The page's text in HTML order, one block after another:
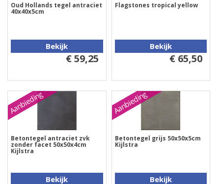
Oud Hollands tegel antraciet
40x40x5cm
Bekijk
€ 59,25
Flagstones tropical yellow
Bekijk
€ 65,50
Aanbieding
Betontegel antraciet zvk
zonder facet 50x50x4cm
Kijlstra
Bekijk
Aanbieding
Betontegel grijs 50x50x5cm
Kijlstra
Bekijk